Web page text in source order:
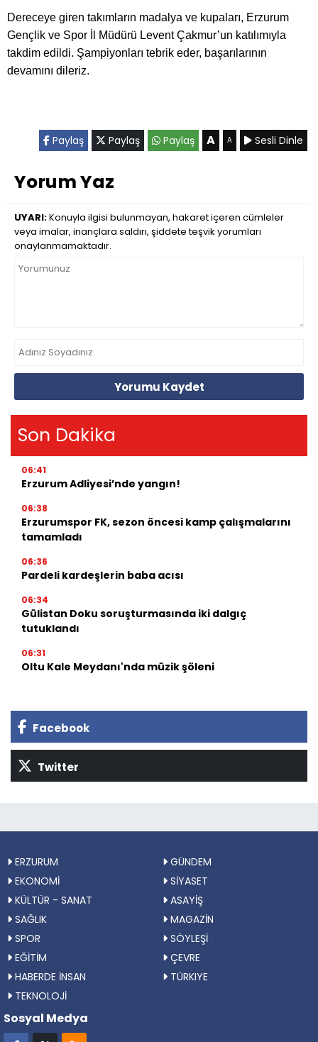
Dereceye giren takımların madalya ve kupaları, Erzurum
Gençlik ve Spor İl Müdürü Levent Çakmur’un katılımıyla
takdim edildi. Şampiyonları tebrik eder, başarılarının
devamını dileriz.
Paylaş Paylaş Paylaş A A Sesli Dinle
Yorum Yaz
UYARI:Konuyla ilgisi bulunmayan, hakaret içeren cümleler
veya imalar, inançlara saldırı, şiddete teşvik yorumları
onaylanmamaktadır.
Yorumu Kaydet
Son Dakika
06:41
Erzurum Adliyesi’nde yangın!
06:38
Erzurumspor FK, sezon öncesi kamp çalışmalarını
tamamladı
06:36
Pardeli kardeşlerin baba acısı
06:34
Gülistan Doku soruşturmasında iki dalgıç
tutuklandı
06:31
Oltu Kale Meydanı'nda müzik şöleni
Facebook
Twitter
ERZURUM
GÜNDEM
EKONOMİ
SİYASET
KÜLTÜR - SANAT
ASAYİŞ
SAĞLIK
MAGAZİN
SPOR
SÖYLEŞİ
EĞİTİM
ÇEVRE
HABERDE İNSAN
TÜRKIYE
TEKNOLOJİ
Sosyal Medya